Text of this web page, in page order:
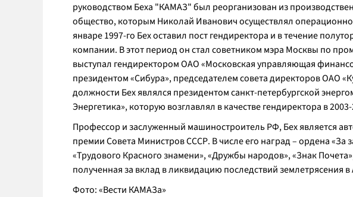
руководством Беха "КАМАЗ" был реорганизован из
общество, которым Николай Иванович осуществлял
январе 1997-го Бех оставил пост гендиректора и в течение
компании. В этот период он стал советником мэра Москвы по
выступал гендиректором ОАО «Московская управляющая
президентом «Сибура», председателем совета директоров ОАО
должности Бех являлся президентом санкт-петербургской
Энергетика», которую возглавлял в качестве гендиректора в
Профессор и заслуженный машиностроитель РФ, Бех является
премии Совета Министров СССР. В числе его наград – ордена «За
«Трудового Красного знамени», «Дружбы народов», «Знак
полученная за вклад в ликвидацию последствий землетрясения
Фото: «Вести КАМАЗа»